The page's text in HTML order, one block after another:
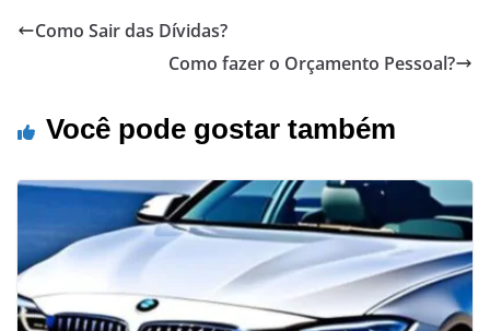
Como Sair das Dívidas?
Como fazer o Orçamento Pessoal?
Você pode gostar também